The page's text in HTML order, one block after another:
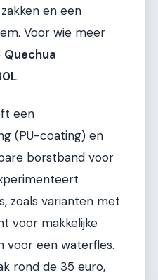
en een
Voor wie meer
Quechua
.
een
(PU-coating) en
borstband voor
zoals varianten met
voor makkelijke
voor een waterfles.
rond de 35 euro,